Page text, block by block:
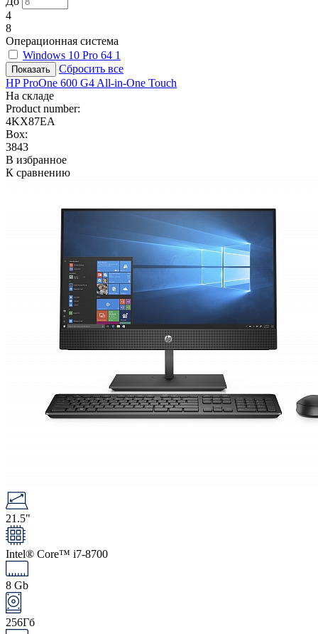
4
8
Операционная система
Windows 10 Pro 64 1
Сбросить все
HP ProOne 600 G4 All-in-One Touch
На складе
Product number:
4KX87EA
Box:
3843
В избранное
К сравнению
21.5"
Intel® Core™ i7-8700
8 Gb
256Гб